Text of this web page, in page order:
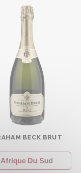
BECK BRUT
Afrique Du Sud